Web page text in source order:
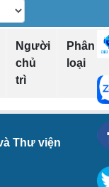
Người
chủ
trì
Phân
loại
Thư viện